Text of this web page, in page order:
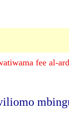
fee al-